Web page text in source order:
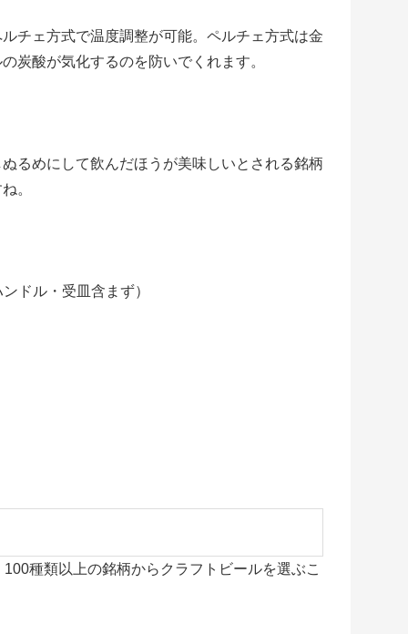
チェ方式で温度調整が可能。ペルチェ方式は金
炭酸が気化するのを防いでくれます。
るめにして飲んだほうが美味しいとされる銘柄
。
ドル・受皿含まず）
種類以上の銘柄からクラフトビールを選ぶこ